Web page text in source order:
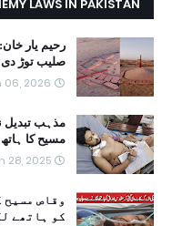
LAWS IN PAKISTAN
رحیم یار
صلیب توڑ دی
06, 2026
مذہب تبدیل
مسیح کا ہاتھ
28, 2025
وقاص مسیح
کو ہاتھے